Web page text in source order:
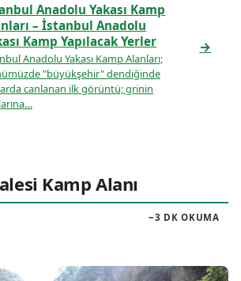
Anadolu Yakası Kamp
– İstanbul Anadolu
Kamp Yapılacak Yerler
Anadolu Yakası Kamp Alanları;
"büyükşehir" dendiğinde
canlanan ilk görüntü; grinin
→
Kamp Alanı
~3 DK OKUMA